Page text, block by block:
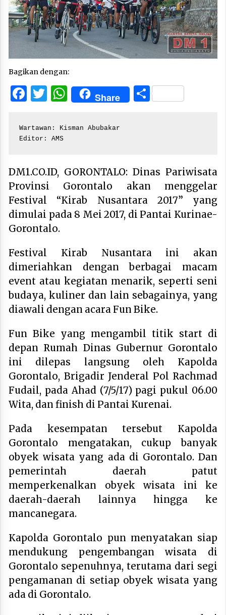
Bagikan dengan:
Facebook
Twitter
WhatsApp
Share Share
Wartawan: Kisman Abubakar
Editor: AMS
DM1.CO.ID, GORONTALO: Dinas Pariwisata
Provinsi Gorontalo akan menggelar
Festival “Kirab Nusantara 2017” yang
dimulai pada 8 Mei 2017, di Pantai Kurinae-
Gorontalo.
Festival Kirab Nusantara ini akan
dimeriahkan dengan berbagai macam
event atau kegiatan menarik, seperti seni
budaya, kuliner dan lain sebagainya, yang
diawali dengan acara Fun Bike.
Fun Bike yang mengambil titik start di
depan Rumah Dinas Gubernur Gorontalo
ini dilepas langsung oleh Kapolda
Gorontalo, Brigadir Jenderal Pol Rachmad
Fudail, pada Ahad (7/5/17) pagi pukul 06.00
Wita, dan finish di Pantai Kurenai.
Pada kesempatan tersebut Kapolda
Gorontalo mengatakan, cukup banyak
obyek wisata yang ada di Gorontalo. Dan
pemerintah daerah patut
memperkenalkan obyek wisata ini ke
daerah-daerah lainnya hingga ke
mancanegara.
Kapolda Gorontalo pun menyatakan siap
mendukung pengembangan wisata di
Gorontalo sepenuhnya, terutama dari segi
pengamanan di setiap obyek wisata yang
ada di Gorontalo.